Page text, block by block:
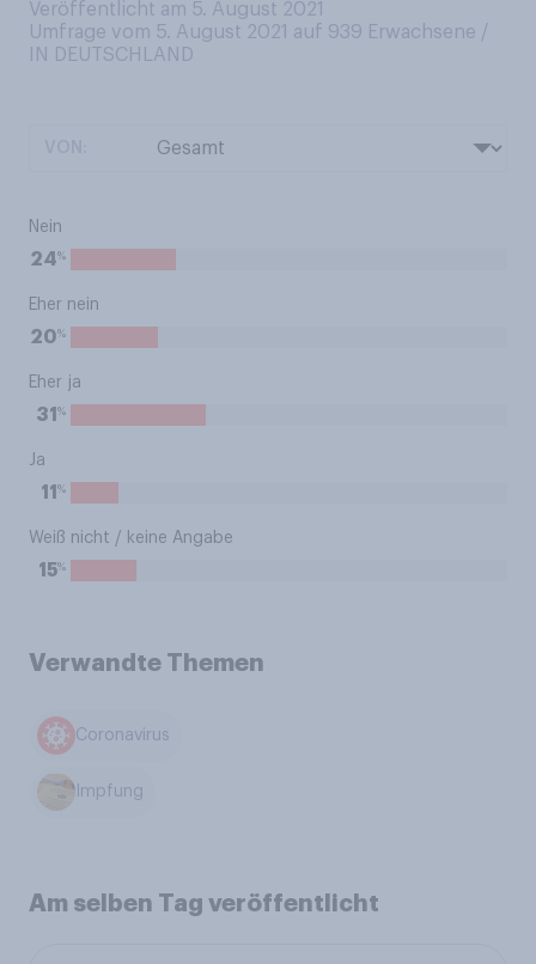
Veröffentlicht am 5. August 2021
Umfrage vom 5. August 2021 auf 939 Erwachsene /
IN DEUTSCHLAND
Nein
24%
Eher nein
20%
Eher ja
31 %
Ja
11 %
Weiß nicht / keine Angabe
15%
Verwandte Themen
Coronavirus
Impfung
Am selben Tag veröffentlicht